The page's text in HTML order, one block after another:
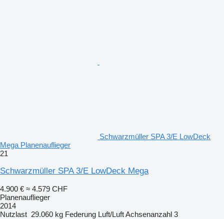
Schwarzmüller SPA 3/E LowDeck
Mega Planenauflieger
21
Schwarzmüller SPA 3/E LowDeck Mega
4.900 € ≈ 4.579 CHF
Planenauflieger
2014
Nutzlast 29.060 kg Federung Luft/LuftAchsenanzahl 3